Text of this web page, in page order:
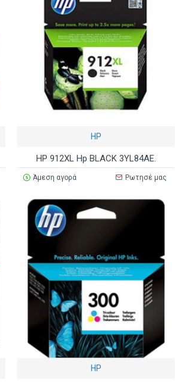
HP
HP 912XL Hp BLACK 3YL84AE.
Άμεση αγορά Ρωτησέ μας
HP